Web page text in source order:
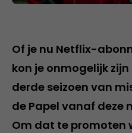
Of je nu Netflix-
kon je onmogelijk
derde seizoen van
de Papel vanaf deze
Om dat te promoten